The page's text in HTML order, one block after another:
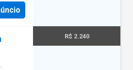
R$ 2.240